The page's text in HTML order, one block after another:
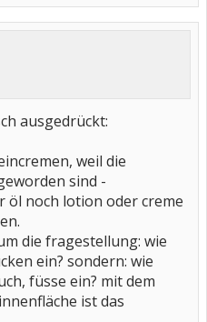
ausgedrückt:
weil die
sind -
öl noch lotion oder creme
die fragestellung: wie
ein? sondern: wie
füsse ein? mit dem
ist das